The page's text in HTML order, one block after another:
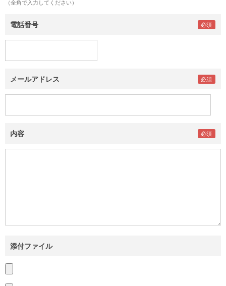
（全角で入力してください）
電話番号
メールアドレス
内容
添付ファイル